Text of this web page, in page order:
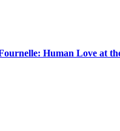
Human Love at